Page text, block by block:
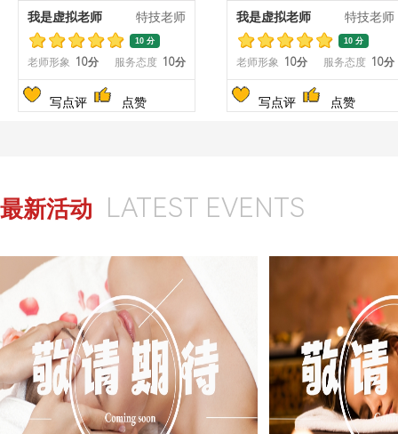
我是虚拟老师 特技老师
10 分
老师形象 10分 服务态度 10分
写点评 点赞
我是虚拟老师 特技老师
10 分
老师形象 10分 服务态度 10分
写点评 点赞
最新活动 LATEST EVENTS